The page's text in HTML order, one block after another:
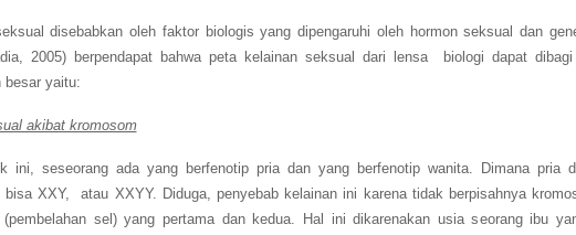
disebabkan oleh faktor biologis yang dipengaruhi oleh hormon seksual dan
2005) berpendapat bahwa peta kelainan seksual dari lensa biologi dapat
besar yaitu:
akibat kromosom
ini, seseorang ada yang berfenotip pria dan yang berfenotip wanita. Dimana pria
bisa XXY, atau XXYY. Diduga, penyebab kelainan ini karena tidak berpisahnya
sel) yang pertama dan kedua. Hal ini dikarenakan usia seorang ibu